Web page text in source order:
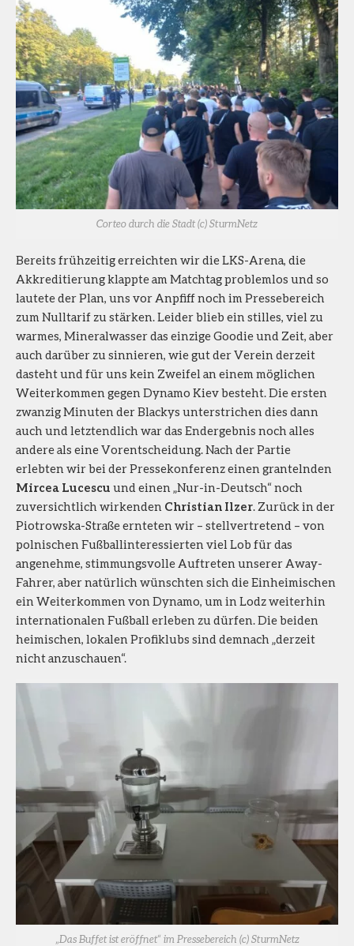
Corteo durch die Stadt (c) SturmNetz
Bereits frühzeitig erreichten wir die LKS-Arena, die
Akkreditierung klappte am Matchtag problemlos und so
lautete der Plan, uns vor Anpfiff noch im Pressebereich
zum Nulltarif zu stärken. Leider blieb ein stilles, viel zu
warmes, Mineralwasser das einzige Goodie und Zeit, aber
auch darüber zu sinnieren, wie gut der Verein derzeit
dasteht und für uns kein Zweifel an einem möglichen
Weiterkommen gegen Dynamo Kiev besteht. Die ersten
zwanzig Minuten der Blackys unterstrichen dies dann
auch und letztendlich war das Endergebnis noch alles
andere als eine Vorentscheidung. Nach der Partie
erlebten wir bei der Pressekonferenz einen grantelnden
Mircea Lucescu und einen „Nur-in-Deutsch“ noch
zuversichtlich wirkenden Christian Ilzer. Zurück in der
Piotrowska-Straße ernteten wir – stellvertretend – von
polnischen Fußballinteressierten viel Lob für das
angenehme, stimmungsvolle Auftreten unserer Away-
Fahrer, aber natürlich wünschten sich die Einheimischen
ein Weiterkommen von Dynamo, um in Lodz weiterhin
internationalen Fußball erleben zu dürfen. Die beiden
heimischen, lokalen Profiklubs sind demnach „derzeit
nicht anzuschauen“.
„Das Buffet ist eröffnet“ im Pressebereich (c) SturmNetz